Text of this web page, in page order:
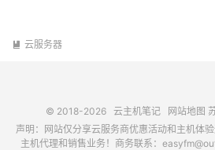
 云服务器
© 2018-2026 云主机笔记 网站地图
声明：网站仅分享云服务商优惠活动和主机体
主机代理和销售业务！商务联系：